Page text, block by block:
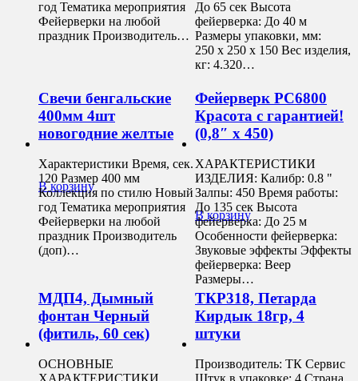
год Тематика мероприятия
Фейерверки на любой
праздник Производитель…
В корзину
До 65 сек Высота
фейерверка: До 40 м
Размеры упаковки, мм:
250 х 250 х 150 Вес изделия,
кг: 4.320…
В корзину
Свечи бенгальские
400мм 4шт
новогодние желтые
Характеристики Время, сек.
120 Размер 400 мм
Коллекция по стилю Новый
год Тематика мероприятия
Фейерверки на любой
праздник Производитель
(доп)…
Фейерверк РС6800
Красота с гарантией!
(0,8″ х 450)
ХАРАКТЕРИСТИКИ
ИЗДЕЛИЯ: Калибр: 0.8 "
Залпы: 450 Время работы:
До 135 сек Высота
фейерверка: До 25 м
Особенности фейерверка:
Звуковые эффекты Эффекты
фейерверка: Веер
Размеры…
МДП4, Дымный
фонтан Черный
(фитиль, 60 сек)
ОСНОВНЫЕ
ТКР318, Петарда
Кирдык 18гр, 4
штуки
Производитель: ТК Сервис